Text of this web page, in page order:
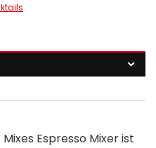
Mixes Espresso Mixer ist